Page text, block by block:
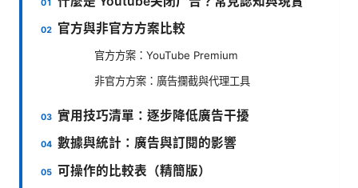
官方與非官方方案比較
官方方案：YouTube Premium
非官方方案：廣告攔截與代理工具
實用技巧清單：逐步降低廣告干擾
數據與統計：廣告與訂閱的影響
可操作的比較表（精簡版）